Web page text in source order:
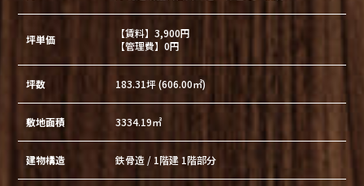
坪単価
【賃料】3,900円
【管理費】0円
坪数 183.31坪 (606.00㎡)
敷地面積 3334.19㎡
建物構造 鉄骨造 / 1階建 1階部分